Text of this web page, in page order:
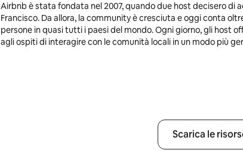
Airbnb è stata fondata nel 2007, quando due host decisero di
Francisco. Da allora, la community è cresciuta e oggi conta
persone in quasi tutti i paesi del mondo. Ogni giorno, gli host
agli ospiti di interagire con le comunità locali in un modo più
Scarica le